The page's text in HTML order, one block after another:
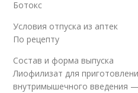
Ботокс
Условия отпуска из аптек
По рецепту
Состав и форма выпуска
Лиофилизат для
внутримышечного введения